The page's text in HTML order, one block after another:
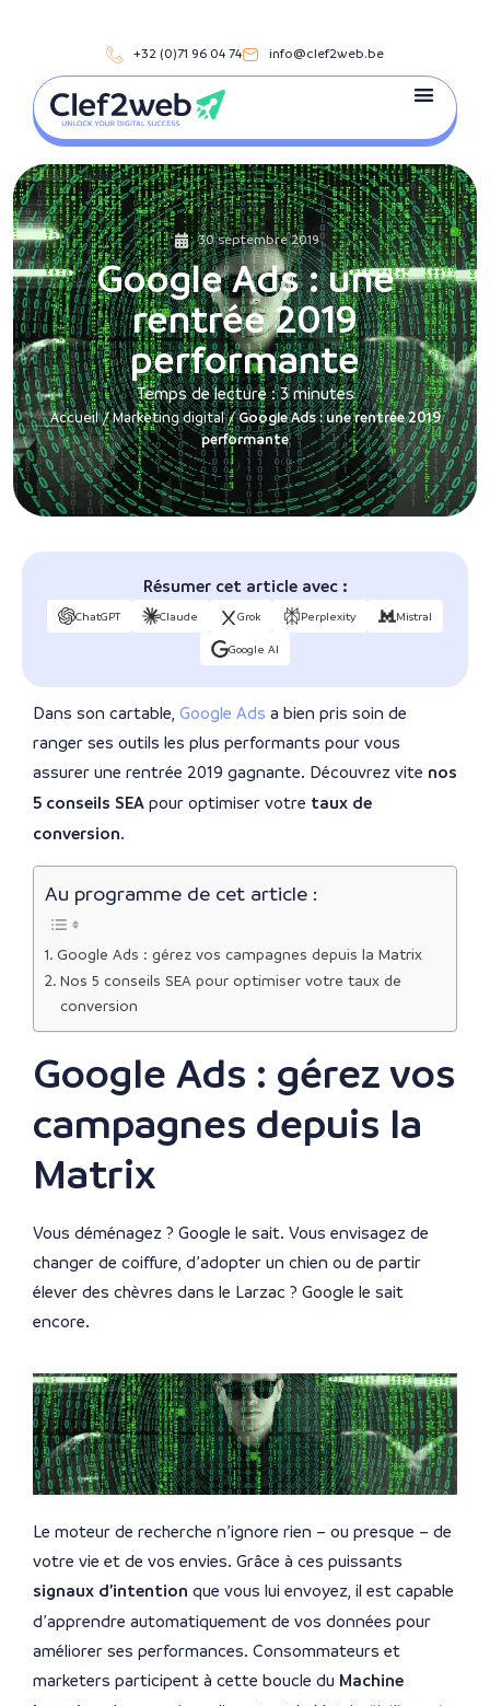
+32 (0)71 96 04 74 info@clef2web.be
30 septembre 2019
Google Ads : une
rentrée 2019
performante
Temps de lecture : 3 minutes
Accueil/Marketing digital/Google Ads : une rentrée 2019
performante
Résumer cet article avec :
ChatGPT Claude Grok Perplexity Mistral
Google AI
Dans son cartable, Google Ads a bien pris soin de
ranger ses outils les plus performants pour vous
assurer une rentrée 2019 gagnante. Découvrez vite nos
5 conseils SEA pour optimiser votre taux de
conversion.
Au programme de cet article :
Google Ads : gérez vos campagnes depuis la Matrix
Nos 5 conseils SEA pour optimiser votre taux de
conversion
Google Ads : gérez vos
campagnes depuis la
Matrix
Vous déménagez ? Google le sait. Vous envisagez de
changer de coiffure, d’adopter un chien ou de partir
élever des chèvres dans le Larzac ? Google le sait
encore.
Le moteur de recherche n’ignore rien – ou presque – de
votre vie et de vos envies. Grâce à ces puissants
signaux d’intention que vous lui envoyez, il est capable
d’apprendre automatiquement de vos données pour
améliorer ses performances. Consommateurs et
marketers participent à cette boucle du Machine